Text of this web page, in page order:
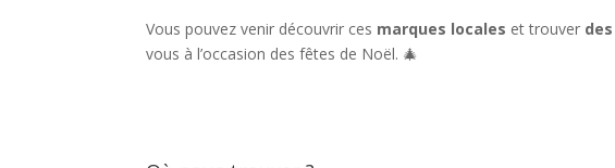
Vous pouvez venir découvrir ces marques locales et trouver
vous à l’occasion des fêtes de Noël. 🎄